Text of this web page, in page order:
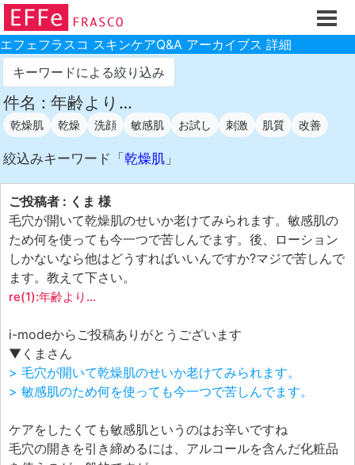
ホーム
ご注文フォーム
初回割引
製品のご案内
お買い物ガイド
スキンケアQ&Aアーカイブス
製品レビュー
スキンケア基礎講座
コスメ辞典 化粧品成分検索
ご購入履歴
ご登録情報
ご紹介(アフェリエイト)制度
エフェ研究所について
お問い合わせフォーム
エフェフラスコ スキンケアQ&A アーカイブス 詳細
キーワードによる絞り込み
件名 : 年齢より…
乾燥肌 乾燥 洗顔 敏感肌 お試し 刺激 肌質 改善
絞込みキーワード「 乾燥肌 」
ご投稿者 : くま 様
毛穴が開いて乾燥肌のせいか老けてみられます。敏感肌の
ため何を使っても今一つで苦しんでます。後、ローション
しかないなら他はどうすればいいんですか?マジで苦しんで
ます。教えて下さい。
re(1):年齢より…
i-modeからご投稿ありがとうございます
▼くまさん
> 毛穴が開いて乾燥肌のせいか老けてみられます。
> 敏感肌のため何を使っても今一つで苦しんでます。
ケアをしたくても敏感肌というのはお辛いですね
毛穴の開きを引き締めるには、アルコールを含んだ化粧品